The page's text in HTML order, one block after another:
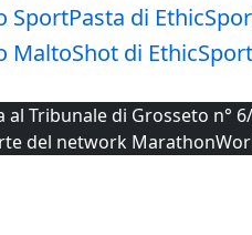
di
di
Tribunale di Grosseto n°
del network